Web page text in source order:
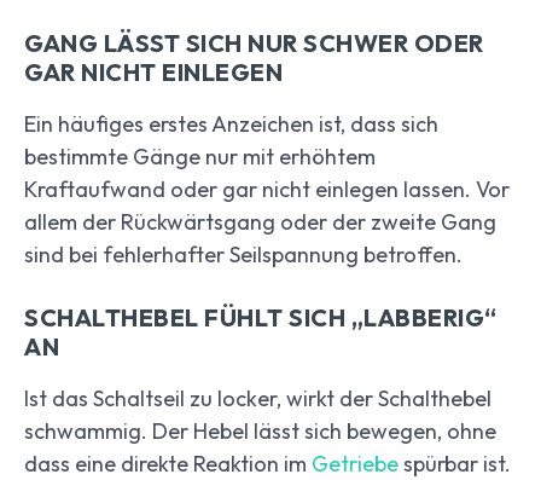
GANG LÄSST SICH NUR SCHWER ODER
GAR NICHT EINLEGEN
Ein häufiges erstes Anzeichen ist, dass sich
bestimmte Gänge nur mit erhöhtem
Kraftaufwand oder gar nicht einlegen lassen. Vor
allem der Rückwärtsgang oder der zweite Gang
sind bei fehlerhafter Seilspannung betroffen.
SCHALTHEBEL FÜHLT SICH „LABBERIG“
AN
Ist das Schaltseil zu locker, wirkt der Schalthebel
schwammig. Der Hebel lässt sich bewegen, ohne
dass eine direkte Reaktion im Getriebespürbar ist.